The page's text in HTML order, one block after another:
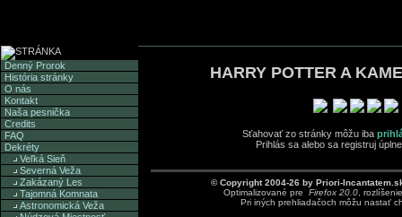
Denný Prorok
História stránky
O nás
Kontakt
Naša pesnička
Credits
FAQ
Dekréty
Veľká Sieň
Severná Veža
Zakázaný Les
Tajomná Komnata
Astronomická Veža
HARRY POTTER A
Sťahovať zo stránky môžu iba
Prihlás sa alebo sa registruj
© Copyright 2004-26 by Priori-
Optimalizované pre
Firefox 20.0,
Pri iných prehliadačoch môžu nastať